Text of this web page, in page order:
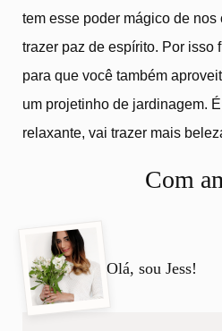
tem esse poder mágico de nos
trazer paz de espírito. Por isso
para que você também
um projetinho de jardinagem.
relaxante, vai trazer mais
Com
Olá, sou Jess!